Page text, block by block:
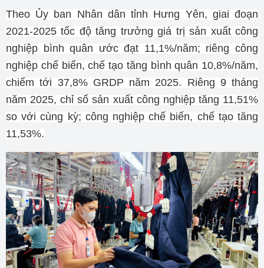
Theo Ủy ban Nhân dân tỉnh Hưng Yên, giai đoạn
2021-2025 tốc độ tăng trưởng giá trị sản xuất công
nghiệp bình quân ước đạt 11,1%/năm; riêng công
nghiệp chế biến, chế tạo tăng bình quân 10,8%/năm,
chiếm tới 37,8% GRDP năm 2025. Riêng 9 tháng
năm 2025, chỉ số sản xuất công nghiệp tăng 11,51%
so với cùng kỳ; công nghiệp chế biến, chế tạo tăng
11,53%.